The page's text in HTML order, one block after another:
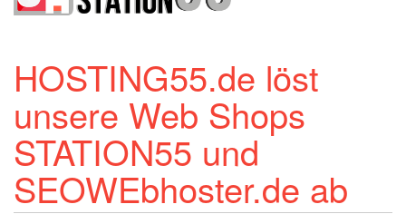
HOSTING55.de löst
unsere Web Shops
STATION55 und
SEOWEbhoster.de ab